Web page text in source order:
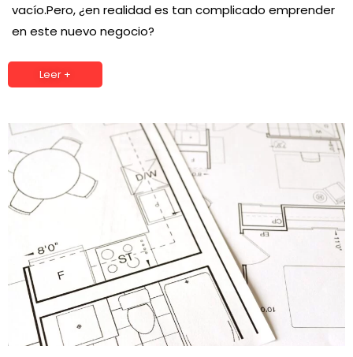
vacío.Pero, ¿en realidad es tan complicado emprender
en este nuevo negocio?
Leer +